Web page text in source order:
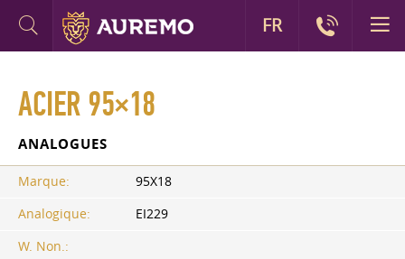
ACIER 95×18
ANALOGUES
Marque:
95X18
Analogique:
EI229
W. Non.:
FR